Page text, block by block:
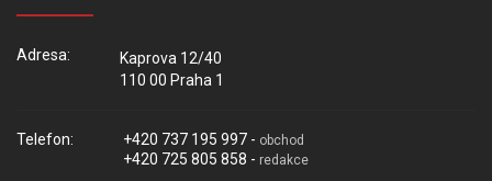
Adresa:
Kaprova 12/40
110 00 Praha 1
Telefon: +420 737 195 997 - obchod
+420 725 805 858 - redakce